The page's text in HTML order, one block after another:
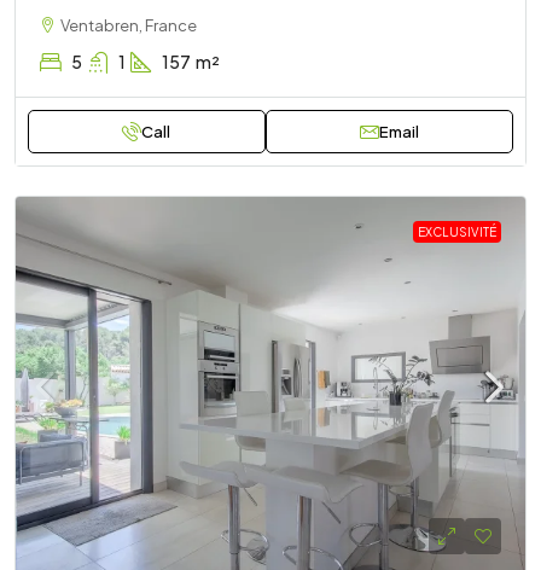
Ventabren, France
5 1 157 m²
Call Email
EXCLUSIVITÉ